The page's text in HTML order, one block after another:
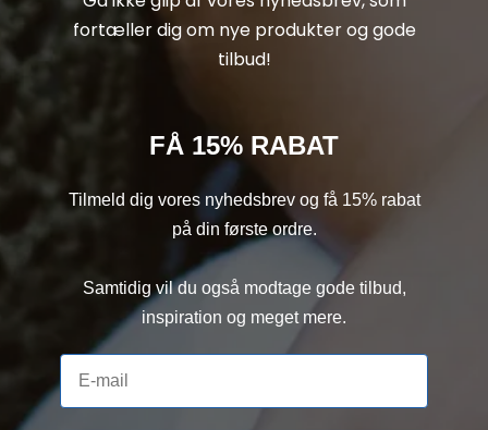
fortæller dig om nye produkter og gode
tilbud!
FÅ 15% RABAT
Tilmeld dig vores nyhedsbrev og få 15% rabat
på din første ordre.
Samtidig vil du også modtage gode tilbud,
inspiration og meget mere.